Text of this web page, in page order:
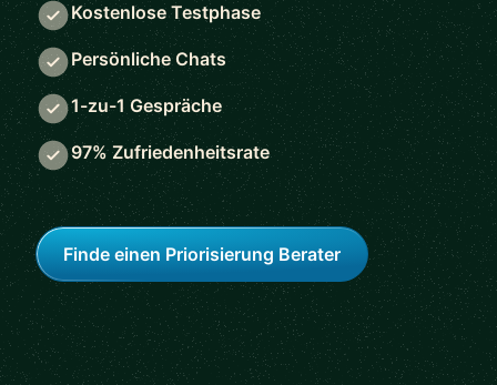
Kostenlose Testphase
Persönliche Chats
1-zu-1 Gespräche
97% Zufriedenheitsrate
Finde einen Priorisierung Berater